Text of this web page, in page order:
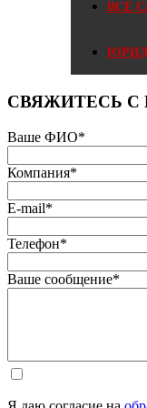
ВСЕ
СВЯЖИТЕСЬ
Ваше ФИО*
Компания*
E-mail*
Телефон*
Ваше сообщение*